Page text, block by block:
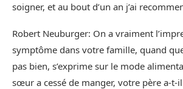
soigner, et au bout d’un an j’ai
Robert Neuburger: On a vraiment
symptôme dans votre famille, quand
pas bien, s’exprime sur le mode
sœur a cessé de manger, votre père a-t-